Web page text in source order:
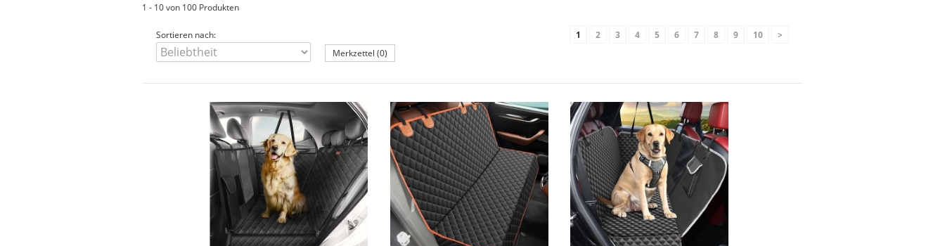
1 - 10 von 100 Produkten
Sortieren nach:
Merkzettel (0)
1 2 3 4 5 6 7 8 9 10 >